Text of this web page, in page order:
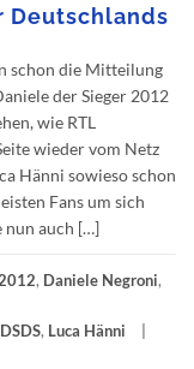
Deutschlands
schon die Mitteilung
der Sieger 2012
wie RTL
wieder vom Netz
Hänni sowieso schon
Fans um sich
nun auch […]
, Daniele Negroni,
DSDS, Luca Hänni